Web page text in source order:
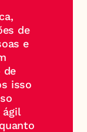
de
e
de
isso